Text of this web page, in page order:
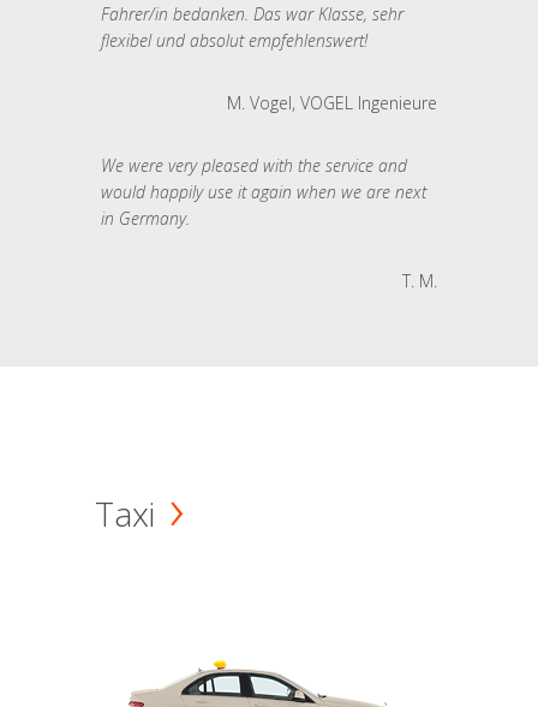
Fahrer/in bedanken. Das war Klasse, sehr
flexibel und absolut empfehlenswert!
M. Vogel, VOGEL Ingenieure
We were very pleased with the service and
would happily use it again when we are next
in Germany.
T. M.
Taxi